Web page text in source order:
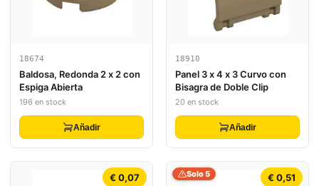
18674
Baldosa, Redonda 2 x 2 con
Espiga Abierta
196 en stock
Añadir
18910
Panel 3 x 4 x 3 Curvo con
Bisagra de Doble Clip
20 en stock
Añadir
€ 0,07 € 0,51
Solo 5